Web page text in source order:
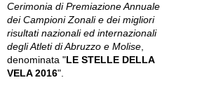
Cerimonia di Premiazione Annuale
dei Campioni Zonali e dei migliori
risultati nazionali ed internazionali
degli Atleti di Abruzzo e Molise
denominata "LE STELLE DELLA
VELA 2016".